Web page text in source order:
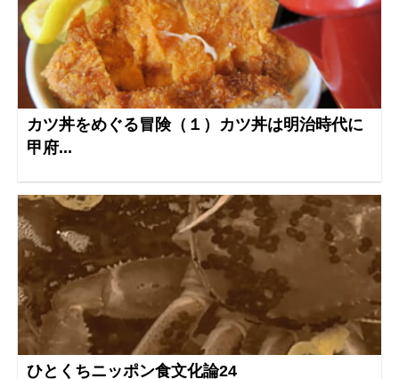
カツ丼をめぐる冒険（１）カツ丼は明治時代に
甲府...
ひとくちニッポン食文化論24